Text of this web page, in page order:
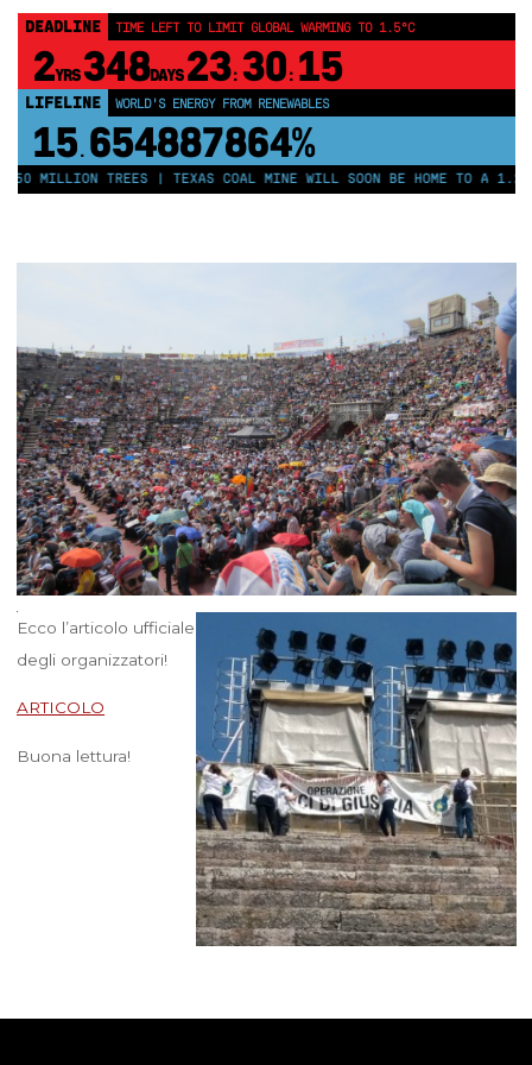
DEADLINE TIME LEFT TO LIMIT GLOBAL WARMING TO 1.5°C
2YRS 348DAYS 23: 30: 15
LIFELINE WORLD'S ENERGY FROM RENEWABLES
15. 654887864%
MILLION TREES | TEXAS COAL MINE WILL SOON BE HOME TO A
Ecco l’articolo ufficiale
degli organizzatori!
ARTICOLO
Buona lettura!